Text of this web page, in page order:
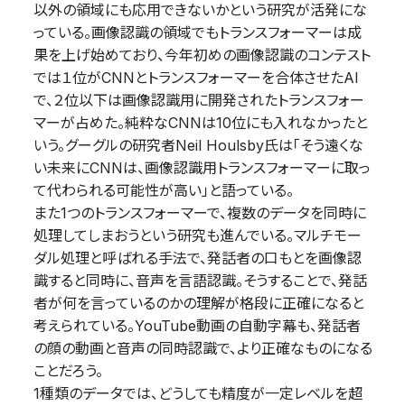
以外の領域にも応用できないかという研究が活発にな
っている。画像認識の領域でもトランスフォーマーは成
果を上げ始めており、今年初めの画像認識のコンテスト
では１位がCNNとトランスフォーマーを合体させたAI
で、２位以下は画像認識用に開発されたトランスフォー
マーが占めた。純粋なCNNは10位にも入れなかったと
いう。グーグルの研究者Neil Houlsby氏は「そう遠くな
い未来にCNNは、画像認識用トランスフォーマーに取っ
て代わられる可能性が高い」と語っている。
また1つのトランスフォーマーで、複数のデータを同時に
処理してしまおうという研究も進んでいる。マルチモー
ダル処理と呼ばれる手法で、発話者の口もとを画像認
識すると同時に、音声を言語認識。そうすることで、発話
者が何を言っているのかの理解が格段に正確になると
考えられている。YouTube動画の自動字幕も、発話者
の顔の動画と音声の同時認識で、より正確なものになる
ことだろう。
1種類のデータでは、どうしても精度が一定レベルを超